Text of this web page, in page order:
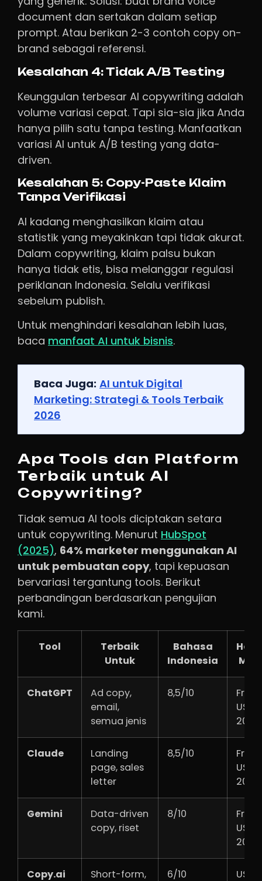
document dan sertakan dalam setiap
prompt. Atau berikan 2-3 contoh copy on-
brand sebagai referensi.
Kesalahan 4: Tidak A/B Testing
Keunggulan terbesar AI copywriting adalah
volume variasi cepat. Tapi sia-sia jika Anda
hanya pilih satu tanpa testing. Manfaatkan
variasi AI untuk A/B testing yang data-
driven.
Kesalahan 5: Copy-Paste Klaim
Tanpa Verifikasi
AI kadang menghasilkan klaim atau
statistik yang meyakinkan tapi tidak akurat.
Dalam copywriting, klaim palsu bukan
hanya tidak etis, bisa melanggar regulasi
periklanan Indonesia. Selalu verifikasi
sebelum publish.
Untuk menghindari kesalahan lebih luas,
baca manfaat AI untuk bisnis.
Baca Juga: AI untuk Digital
Marketing: Strategi & Tools Terbaik
2026
Apa Tools dan Platform
Terbaik untuk AI
Copywriting?
Tidak semua AI tools diciptakan setara
untuk copywriting. Menurut HubSpot
(2025), 64% marketer menggunakan AI
untuk pembuatan copy, tapi kepuasan
bervariasi tergantung tools. Berikut
perbandingan berdasarkan pengujian
kami.
Tool
Terbaik
Untuk
Bahasa
Indonesia
ChatGPT
Ad copy,
email,
semua jenis
8,5/10
Free
USD
20/
Claude
Landing
page, sales
letter
8,5/10
Free
USD
20/
Gemini
Data-driven
copy, riset
8/10
Free
USD
20/
Copy.ai Short-form, 6/10 USD